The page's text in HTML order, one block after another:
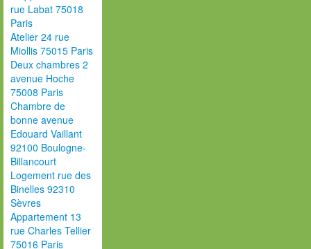
rue Labat 75018
Paris
Atelier 24 rue
Miollis 75015 Paris
Deux chambres 2
avenue Hoche
75008 Paris
Chambre de
bonne avenue
Edouard Vaillant
92100 Boulogne-
Billancourt
Logement rue des
Binelles 92310
Sèvres
Appartement 13
rue Charles Tellier
75016 Paris